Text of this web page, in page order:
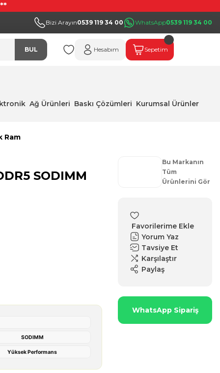
Bizi Arayın0539 119 34 00 WhatsApp0539 119 34 00
BUL Hesabım Sepetim
Ağ Ürünleri Baskı Çözümleri Kurumsal Ürünler
Ram
SODIMM
SODIMM
Yüksek Performans
Bu Markanın
Tüm
Ürünlerini Gör
Yorum Yaz
Tavsiye Et
Karşılaştır
Paylaş
WhatsApp Sipariş